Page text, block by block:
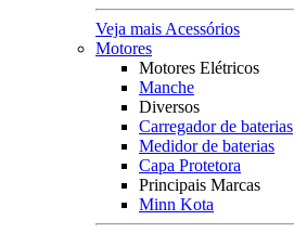
Veja mais Acessórios
Motores
Motores Elétricos
Manche
Diversos
Carregador de baterias
Medidor de baterias
Capa Protetora
Principais Marcas
Minn Kota